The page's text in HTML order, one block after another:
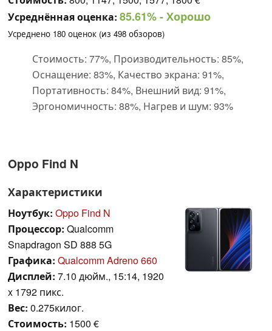
Усреднённая оценка: 85.61%- Хорошо
Усреднено 180 оценок (из 498 обзоров)
Стоимость: 77%, Производительность: 85%,
Оснащение: 83%, Качество экрана: 91%,
Портативность: 84%, Внешний вид: 91%,
Эргономичность: 88%, Нагрев и шум: 93%
Oppo Find N
Характеристики
Ноутбук: Oppo Find N
Процессор: Qualcomm
Snapdragon SD 888 5G
Графика: Qualcomm Adreno 660
Дисплей: 7.10 дюйм., 15:14, 1920
x 1792 пикс.
Вес: 0.275килог.
Стоимость: 1500 €